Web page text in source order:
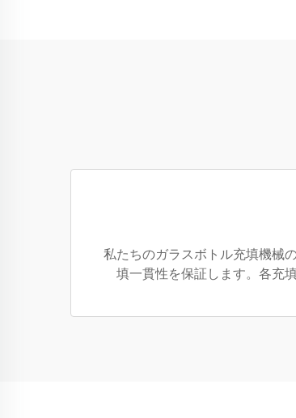
私たちのガラスボトル充填機械
填一貫性を保証します。各充